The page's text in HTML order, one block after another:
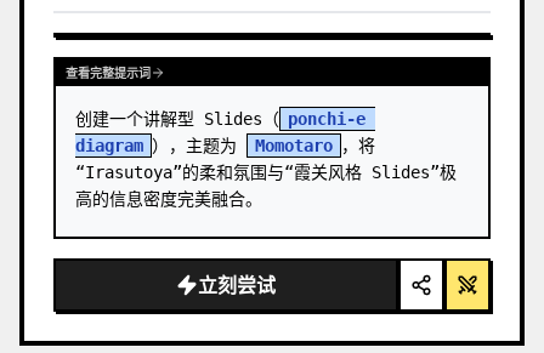
查看其它模型的结果
查看完整提示词
创建一个讲解型 Slides（ ponchi-e
diagram ），主题为 Momotaro ，将
“Irasutoya”的柔和氛围与“霞关风格 Slides”极
高的信息密度完美融合。
立刻尝试